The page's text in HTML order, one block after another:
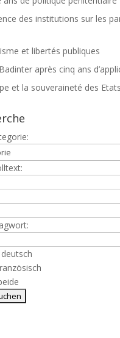
des institutions sur les
et libertés publiques
après cinq ans
et la souveraineté des Etats